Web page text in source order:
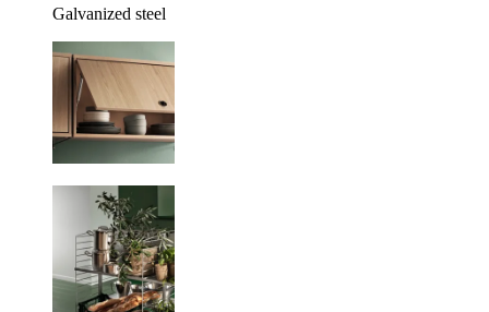
Galvanized steel